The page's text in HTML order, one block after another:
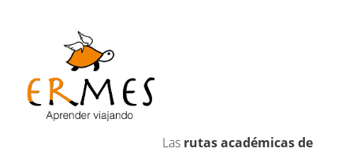
Las rutas académicas de